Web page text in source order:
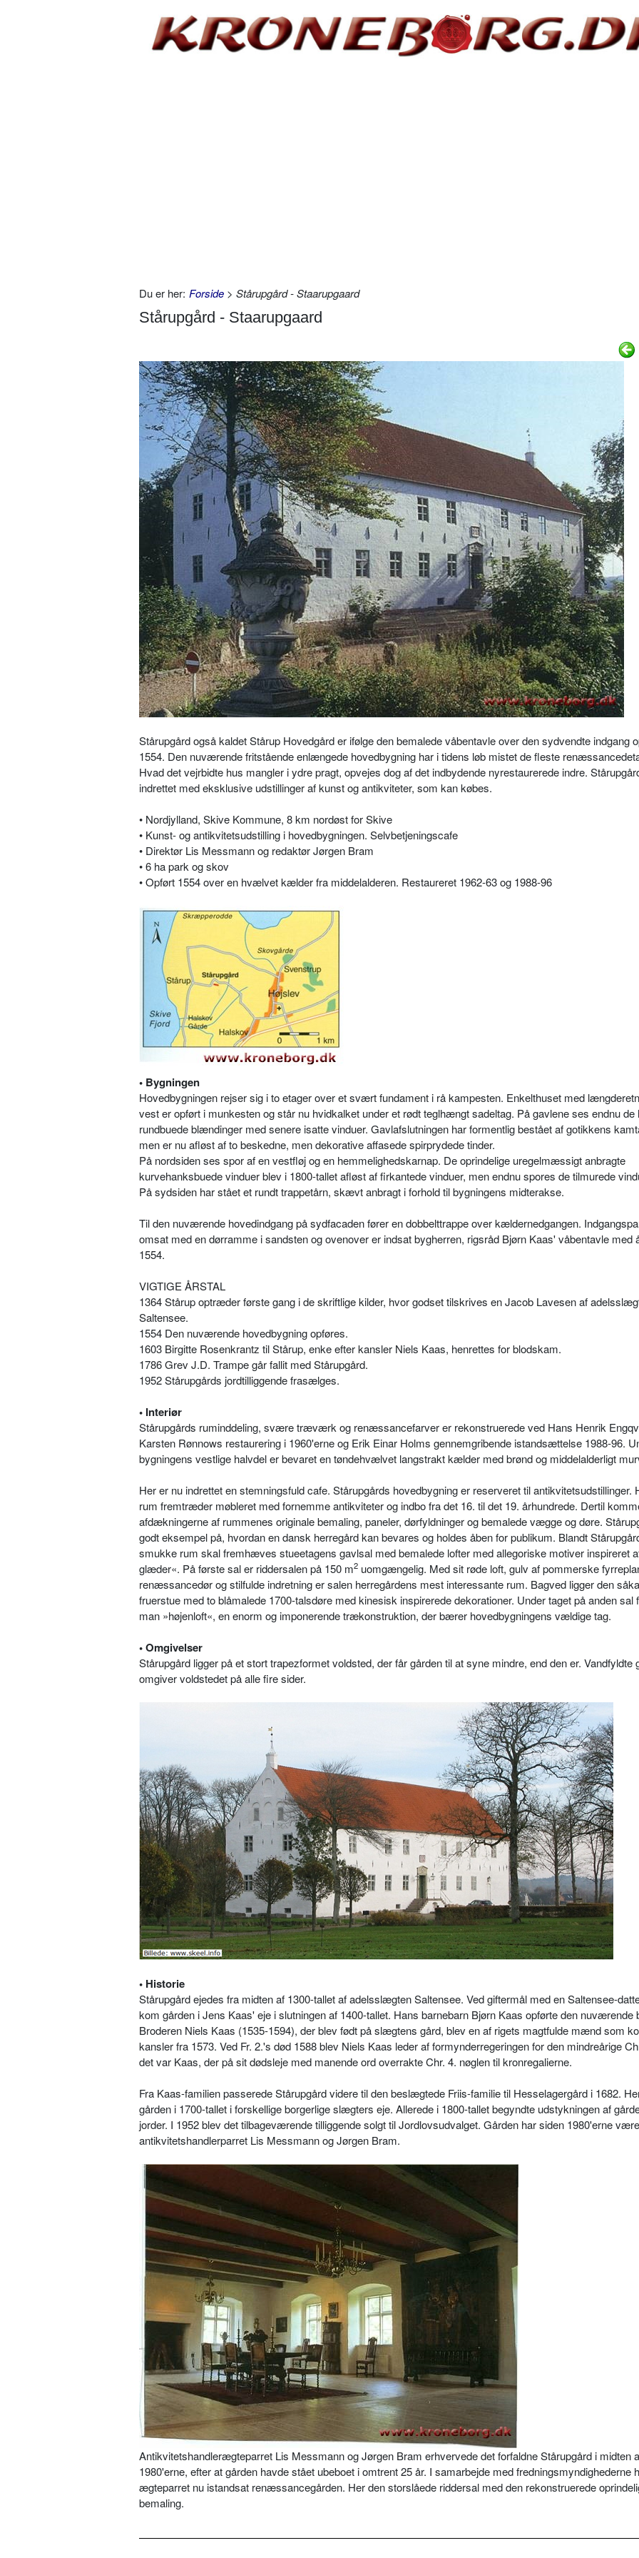
Du er her: Forside > Stårupgård - Staarupgaard
Stårupgård - Staarupgaard
Stårupgård også kaldet Stårup Hovedgård er ifølge den bemalede våbentavle over den sydvendte indgang
1554. Den nuværende fritstående enlængede hovedbygning har i tidens løb mistet de fleste
Hvad det vejrbidte hus mangler i ydre pragt, opvejes dog af det indbydende nyrestaurerede indre.
indrettet med eksklusive udstillinger af kunst og antikviteter, som kan købes.
• Nordjylland, Skive Kommune, 8 km nordøst for Skive
• Kunst- og antikvitetsudstilling i hovedbygningen. Selvbetjeningscafe
• Direktør Lis Messmann og redaktør Jørgen Bram
• 6 ha park og skov
• Opført 1554 over en hvælvet kælder fra middelalderen. Restaureret 1962-63 og 1988-96
• Bygningen
Hovedbygningen rejser sig i to etager over et svært fundament i rå kampesten. Enkelthuset med
vest er opført i munkesten og står nu hvidkalket under et rødt teglhængt sadeltag. På gavlene ses endnu de
rundbuede blændinger med senere isatte vinduer. Gavlafslutningen har formentlig bestået af gotikkens
men er nu afløst af to beskedne, men dekorative affasede spirprydede tinder.
På nordsiden ses spor af en vestfløj og en hemmelighedskarnap. De oprindelige uregelmæssigt anbragte
kurvehanksbuede vinduer blev i 1800-tallet afløst af firkantede vinduer, men endnu spores de tilmurede
På sydsiden har stået et rundt trappetårn, skævt anbragt i forhold til bygningens midterakse.
Til den nuværende hovedindgang på sydfacaden fører en dobbelttrappe over kældernedgangen.
omsat med en dørramme i sandsten og ovenover er indsat bygherren, rigsråd Bjørn Kaas' våbentavle med
1554.
VIGTIGE ÅRSTAL
1364 Stårup optræder første gang i de skriftlige kilder, hvor godset tilskrives en Jacob Lavesen af
Saltensee.
1554 Den nuværende hovedbygning opføres.
1603 Birgitte Rosenkrantz til Stårup, enke efter kansler Niels Kaas, henrettes for blodskam.
1786 Grev J.D. Trampe går fallit med Stårupgård.
1952 Stårupgårds jordtilliggende frasælges.
• Interiør
Stårupgårds ruminddeling, svære træværk og renæssancefarver er rekonstruerede ved Hans Henrik
Karsten Rønnows restaurering i 1960'erne og Erik Einar Holms gennemgribende istandsættelse 1988-96.
bygningens vestlige halvdel er bevaret en tøndehvælvet langstrakt kælder med brønd og middelalderligt
Her er nu indrettet en stemningsfuld cafe. Stårupgårds hovedbygning er reserveret til antikvitetsudstillinger.
rum fremtræder møbleret med fornemme antikviteter og indbo fra det 16. til det 19. århundrede. Dertil
afdækningerne af rummenes originale bemaling, paneler, dørfyldninger og bemalede vægge og døre.
godt eksempel på, hvordan en dansk herregård kan bevares og holdes åben for publikum. Blandt
smukke rum skal fremhæves stueetagens gavlsal med bemalede lofter med allegoriske motiver inspireret
glæder«. På første sal er riddersalen på 150 m2 uomgængelig. Med sit røde loft, gulv af pommerske
renæssancedør og stilfulde indretning er salen herregårdens mest interessante rum. Bagved ligger den
fruerstue med to blåmalede 1700-talsdøre med kinesisk inspirerede dekorationer. Under taget på anden sal
man »højenloft«, en enorm og imponerende trækonstruktion, der bærer hovedbygningens vældige tag.
• Omgivelser
Stårupgård ligger på et stort trapezformet voldsted, der får gården til at syne mindre, end den er. Vandfyldte
omgiver voldstedet på alle fire sider.
• Historie
Stårupgård ejedes fra midten af 1300-tallet af adelsslægten Saltensee. Ved giftermål med en Saltensee-
kom gården i Jens Kaas' eje i slutningen af 1400-tallet. Hans barnebarn Bjørn Kaas opførte den nuværende
Broderen Niels Kaas (1535-1594), der blev født på slægtens gård, blev en af rigets magtfulde mænd som
kansler fra 1573. Ved Fr. 2.'s død 1588 blev Niels Kaas leder af formynderregeringen for den mindreårige
det var Kaas, der på sit dødsleje med manende ord overrakte Chr. 4. nøglen til kronregalierne.
Fra Kaas-familien passerede Stårupgård videre til den beslægtede Friis-familie til Hesselagergård i 1682.
gården i 1700-tallet i forskellige borgerlige slægters eje. Allerede i 1800-tallet begyndte udstykningen af
jorder. I 1952 blev det tilbageværende tilliggende solgt til Jordlovsudvalget. Gården har siden 1980'erne
antikvitetshandlerparret Lis Messmann og Jørgen Bram.
Antikvitetshandlerægteparret Lis Messmann og Jørgen Bram erhvervede det forfaldne Stårupgård i midten
1980'erne, efter at gården havde stået ubeboet i omtrent 25 år. I samarbejde med fredningsmyndighederne
ægteparret nu istandsat renæssancegården. Her den storslåede riddersal med den rekonstruerede
bemaling.